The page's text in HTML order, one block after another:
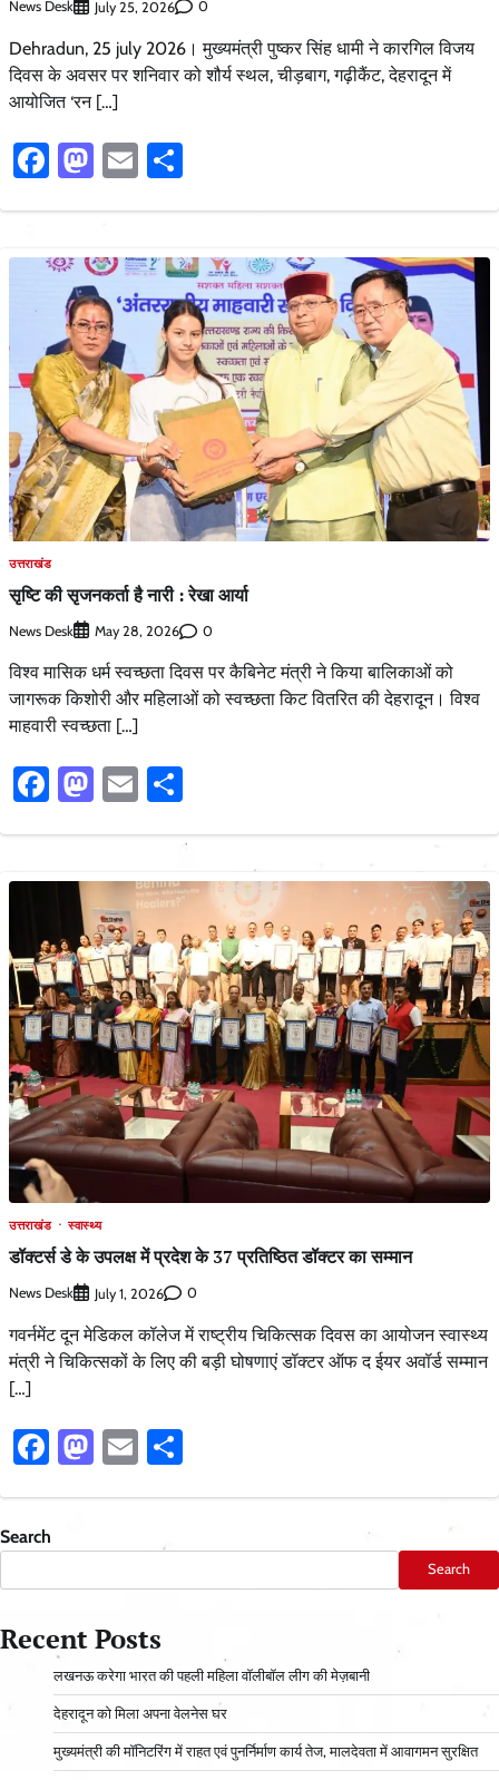
News Desk July 25, 2026 0
Dehradun, 25 july 2026। मुख्यमंत्री पुष्कर सिंह धामी ने कारगिल विजय
दिवस के अवसर पर शनिवार को शौर्य स्थल, चीड़बाग, गढ़ीकैंट, देहरादून में
आयोजित ‘रन […]
Facebook
Mastodon
Email
उत्तराखंड
सृष्टि की सृजनकर्ता है नारी : रेखा आर्या
News Desk May 28, 2026 0
विश्व मासिक धर्म स्वच्छता दिवस पर कैबिनेट मंत्री ने किया बालिकाओं को
जागरूक किशोरी और महिलाओं को स्वच्छता किट वितरित की देहरादून। विश्व
माहवारी स्वच्छता […]
Facebook
Mastodon
Email
उत्तराखंड स्वास्थ्य
डॉक्टर्स डे के उपलक्ष में प्रदेश के 37 प्रतिष्ठित डॉक्टर का सम्मान
News Desk July 1, 2026 0
गवर्नमेंट दून मेडिकल कॉलेज में राष्ट्रीय चिकित्सक दिवस का आयोजन स्वास्थ्य
मंत्री ने चिकित्सकों के लिए की बड़ी घोषणाएं डॉक्टर ऑफ द ईयर अवॉर्ड सम्मान
[…]
Facebook
Mastodon
Email
Search
Search
Recent Posts
लखनऊ करेगा भारत की पहली महिला वॉलीबॉल लीग की मेज़बानी
देहरादून को मिला अपना वेलनेस घर
मुख्यमंत्री की मॉनिटरिंग में राहत एवं पुनर्निर्माण कार्य तेज, मालदेवता में आवागमन सुरक्षित